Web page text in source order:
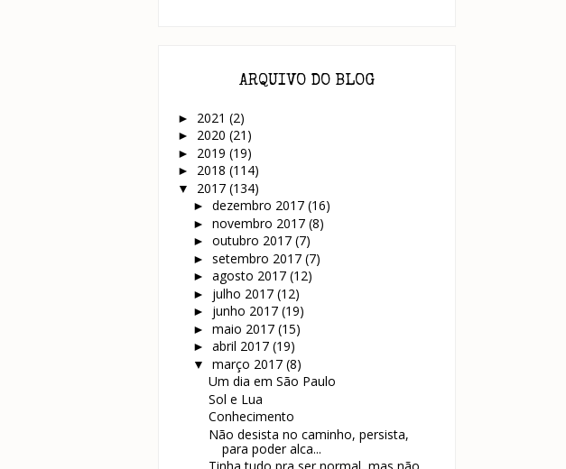
ARQUIVO DO BLOG
► 2021 (2)
► 2020 (21)
► 2019 (19)
► 2018 (114)
▼ 2017 (134)
► dezembro 2017 (16)
► novembro 2017 (8)
► outubro 2017 (7)
► setembro 2017 (7)
► agosto 2017 (12)
► julho 2017 (12)
► junho 2017 (19)
► maio 2017 (15)
► abril 2017 (19)
▼ março 2017 (8)
Um dia em São Paulo
Sol e Lua
Conhecimento
Não desista no caminho, persista,
para poder alca...